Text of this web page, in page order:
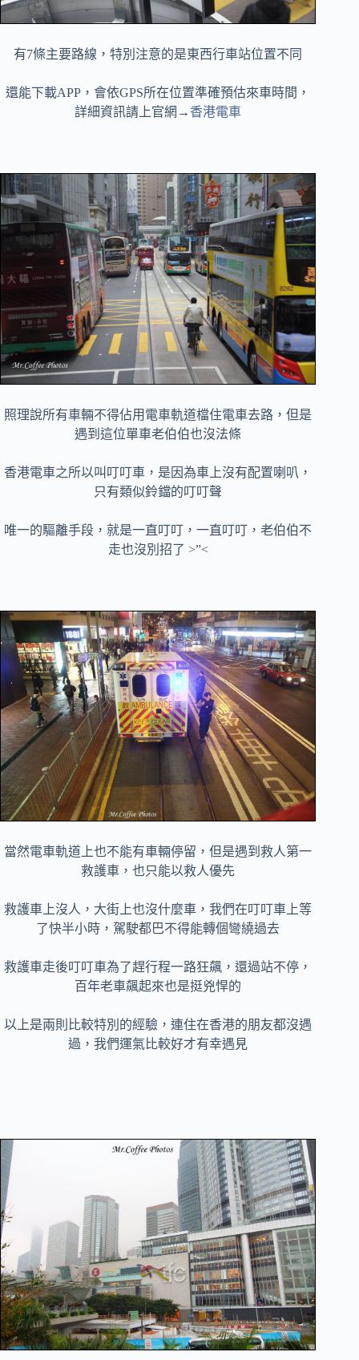
有7條主要路線，特別注意的是東西行車站位置不同
還能下載APP，會依GPS所在位置準確預估來車時間，
詳細資訊請上官網→香港電車
照理說所有車輛不得佔用電車軌道檔住電車去路，但是
遇到這位單車老伯伯也沒法條
香港電車之所以叫叮叮車，是因為車上沒有配置喇叭，
只有類似鈴鐺的叮叮聲
唯一的驅離手段，就是一直叮叮，一直叮叮，老伯伯不
走也沒別招了 >”<
當然電車軌道上也不能有車輛停留，但是遇到救人第一
救護車，也只能以救人優先
救護車上沒人，大街上也沒什麼車，我們在叮叮車上等
了快半小時，駕駛都巴不得能轉個彎繞過去
救護車走後叮叮車為了趕行程一路狂飆，還過站不停，
百年老車飆起來也是挺兇悍的
以上是兩則比較特別的經驗，連住在香港的朋友都沒遇
過，我們運氣比較好才有幸遇見